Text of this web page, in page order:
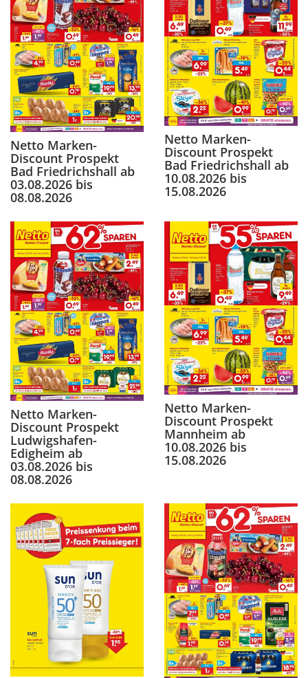
Netto Marken-
Discount Prospekt
Bad Friedrichshall ab
03.08.2026 bis
08.08.2026
Netto Marken-
Discount Prospekt
Bad Friedrichshall ab
10.08.2026 bis
15.08.2026
Netto Marken-
Discount Prospekt
Ludwigshafen-
Edigheim ab
03.08.2026 bis
08.08.2026
Netto Marken-
Discount Prospekt
Mannheim ab
10.08.2026 bis
15.08.2026